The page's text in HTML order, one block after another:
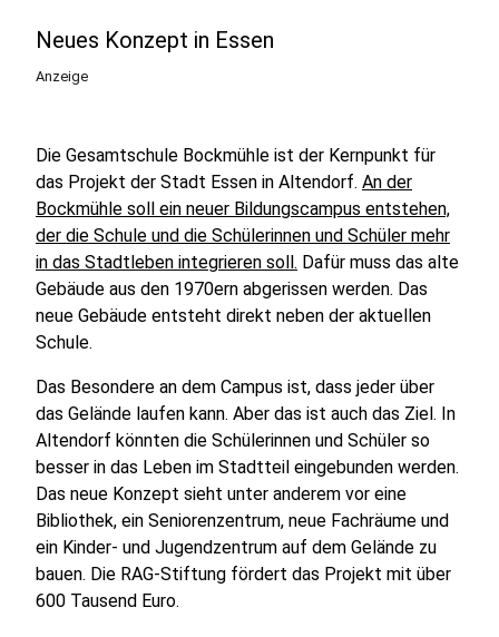
Neues Konzept in Essen
Anzeige
Die Gesamtschule Bockmühle ist der Kernpunkt für
das Projekt der Stadt Essen in Altendorf. An der
Bockmühle soll ein neuer Bildungscampus entstehen,
der die Schule und die Schülerinnen und Schüler mehr
in das Stadtleben integrieren soll. Dafür muss das alte
Gebäude aus den 1970ern abgerissen werden. Das
neue Gebäude entsteht direkt neben der aktuellen
Schule.
Das Besondere an dem Campus ist, dass jeder über
das Gelände laufen kann. Aber das ist auch das Ziel. In
Altendorf könnten die Schülerinnen und Schüler so
besser in das Leben im Stadtteil eingebunden werden.
Das neue Konzept sieht unter anderem vor eine
Bibliothek, ein Seniorenzentrum, neue Fachräume und
ein Kinder- und Jugendzentrum auf dem Gelände zu
bauen. Die RAG-Stiftung fördert das Projekt mit über
600 Tausend Euro.